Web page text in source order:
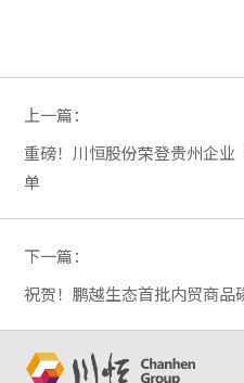
上一篇：
重磅！川恒股份荣登贵州企
单
下一篇：
祝贺！鹏越生态首批内贸商品